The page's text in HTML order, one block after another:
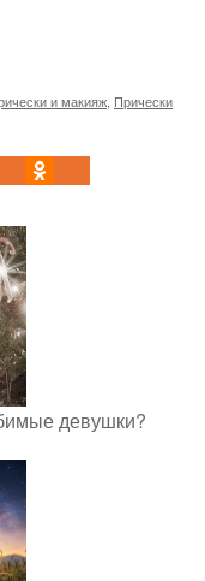
и макияж, Прически
девушки?